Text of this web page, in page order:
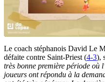
Le coach stéphanois David Le
défaite contre Saint-Priest (4-3),
très bonne première période où
joueurs ont répondu à la